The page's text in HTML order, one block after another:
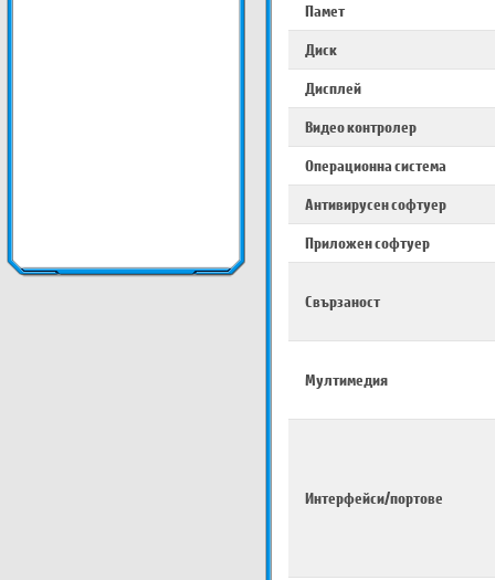
Памет
Диск
Дисплей
Видео контролер
Операционна система
Антивирусен софтуер
Приложен софтуер
Свързаност
Мултимедия
Интерфейси/портове